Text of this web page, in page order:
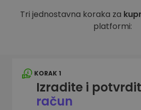
Tri jednostavna koraka za
platformi:
KORAK 1
Izradite i
račun